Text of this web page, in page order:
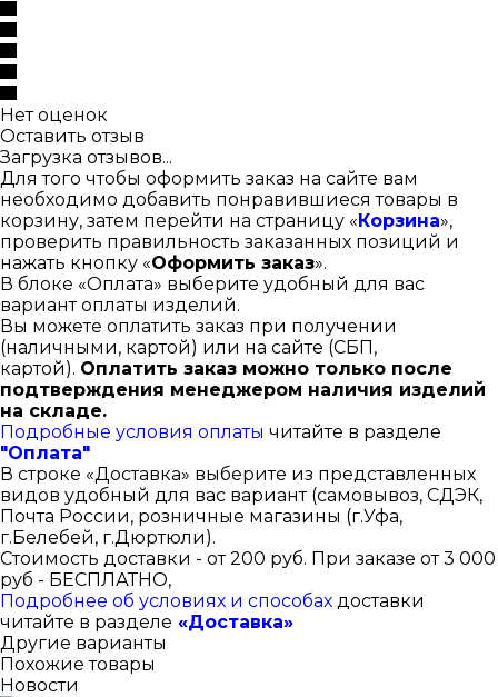
Нет оценок
Оставить отзыв
Загрузка отзывов...
Для того чтобы оформить заказ на сайте вам
необходимо добавить понравившиеся товары в
корзину, затем перейти на страницу «Корзина»,
проверить правильность заказанных позиций и
нажать кнопку «Оформить заказ».
В блоке «Оплата» выберите удобный для вас
вариант оплаты изделий.
Вы можете оплатить заказ при получении
(наличными, картой) или на сайте (СБП,
картой). Оплатить заказ можно только после
подтверждения менеджером наличия изделий
на складе.
Подробные условия оплаты читайте в разделе
"Оплата"
В строке «Доставка» выберите из представленных
видов удобный для вас вариант (самовывоз, СДЭК,
Почта России, розничные магазины (г.Уфа,
г.Белебей, г.Дюртюли).
Стоимость доставки - от 200 руб. При заказе от 3 000
руб - БЕСПЛАТНО,
Подробнее об условиях и способах доставки
читайте в разделе «Доставка»
Другие варианты
Похожие товары
Новости